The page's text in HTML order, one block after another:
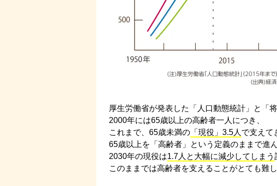
厚生労働省が発表した「人口動態統計」と「
2000年には65歳以上の高齢者一人につき、
これまで、65歳未満の 「現役」3.5人 で支えて
65歳以上を「高齢者」という定義のままで進
2030年の現役は1.7人と大幅に減少してしまう
このままでは高齢者を支えることがとても難